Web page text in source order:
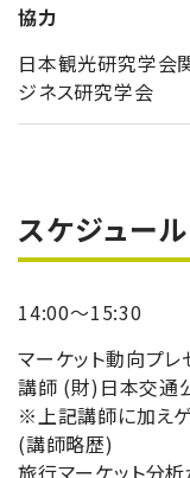
協力
日本観光研究学会
ジネス研究学会
スケジュール
14:00～15:30
マーケット動向プレ
講師 (財)日本交通
※上記講師に加え
(講師略歴)